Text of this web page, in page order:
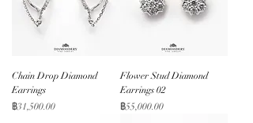
Chain Drop Diamond
Earrings
ราคา
฿31,500.00
Flower Stud Diamond
Earrings 02
ราคา
฿55,000.00